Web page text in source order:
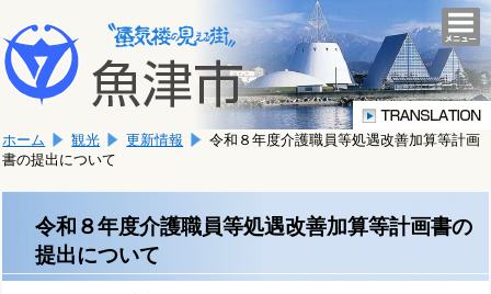
文
へ
移
ま
す。
こ
か
文
で
す。
ホーム 観光 更新情報
令和８年度介護職員等処遇改善加算等計画
書の提出について
令和８年度介護職員等処遇改善加算等計画書の
提出について